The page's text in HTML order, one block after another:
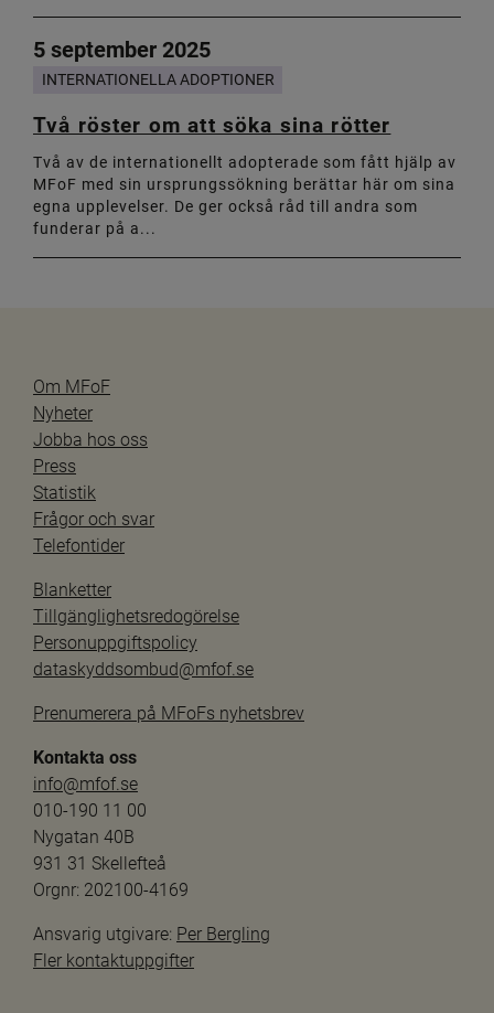
5 september 2025
INTERNATIONELLA ADOPTIONER
Två röster om att söka sina rötter
Två av de internationellt adopterade som fått hjälp av
MFoF med sin ursprungssökning berättar här om sina
egna upplevelser. De ger också råd till andra som
funderar på a...
Om MFoF
Nyheter
Jobba hos oss
Press
Statistik
Frågor och svar
Telefontider
Blanketter
Tillgänglighetsredogörelse
Personuppgiftspolicy
dataskyddsombud@mfof.se
Prenumerera på MFoFs nyhetsbrev
Kontakta oss
info@mfof.se
010-190 11 00
Nygatan 40B
931 31 Skellefteå
Orgnr: 202100-4169
Ansvarig utgivare: Per Bergling
Fler kontaktuppgifter